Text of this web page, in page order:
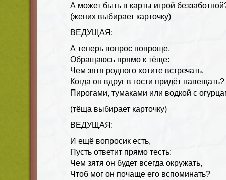
А может быть в карты игрой
(жених выбирает карточку)
ВЕДУЩАЯ:
А теперь вопрос попроще,
Обращаюсь прямо к тёще:
Чем зятя родного хотите встречать,
Когда он вдруг в гости придёт навещать?
Пирогами, тумаками или водкой с
(тёща выбирает карточку)
ВЕДУЩАЯ:
И ещё вопросик есть,
Пусть ответит прямо тесть:
Чем зятя он будет всегда окружать,
Чтоб мог он почаще его вспоминать?